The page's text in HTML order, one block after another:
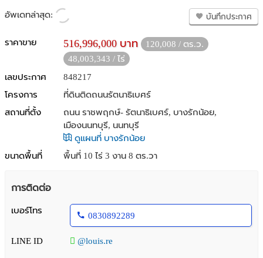
อัพเดทล่าสุด: บันทึกประกาศ
ราคาขาย 516,996,000 บาท
120,008 / ตร.ว.
48,003,343 / ไร่
เลขประกาศ
848217
โครงการ
ที่ดินติดถนนรัตนาธิเบศร์
สถานที่ตั้ง
ถนน ราชพฤกษ์- รัตนาธิเบศร์, บางรักน้อย,
เมืองนนทบุรี, นนทบุรี
ดูแผนที่ บางรักน้อย
ขนาดพื้นที่
พื้นที่ 10 ไร่ 3 งาน 8 ตร.วา
การติดต่อ
เบอร์โทร
0830892289
LINE ID @louis.re